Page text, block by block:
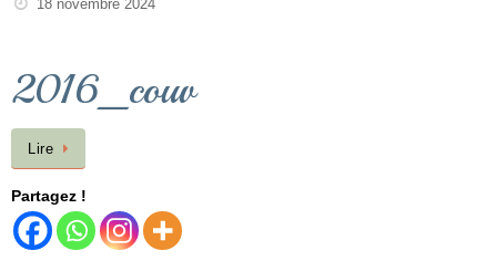
18 novembre 2024
2016_couv
Lire
Partagez !